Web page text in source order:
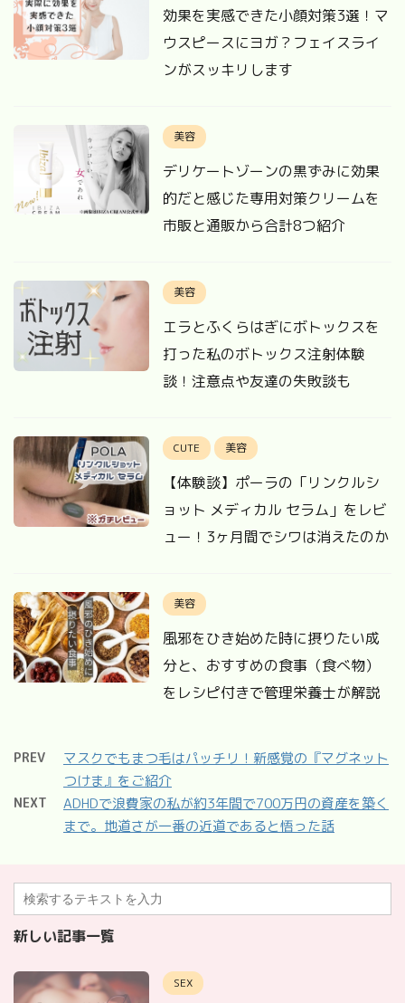
効果を実感できた小顔対策3選！マ
ウスピースにヨガ？フェイスライ
ンがスッキリします
美容
デリケートゾーンの黒ずみに効果
的だと感じた専用対策クリームを
市販と通販から合計8つ紹介
美容
エラとふくらはぎにボトックスを
打った私のボトックス注射体験
談！注意点や友達の失敗談も
CUTE 美容
【体験談】ポーラの「リンクルシ
ョット メディカル セラム」をレビ
ュー！3ヶ月間でシワは消えたのか
美容
風邪をひき始めた時に摂りたい成
分と、おすすめの食事（食べ物）
をレシピ付きで管理栄養士が解説
PREV
マスクでもまつ毛はパッチリ！新感覚の『マグネット
つけま』をご紹介
NEXT
ADHDで浪費家の私が約3年間で700万円の資産を築く
まで。地道さが一番の近道であると悟った話
新しい記事一覧
SEX